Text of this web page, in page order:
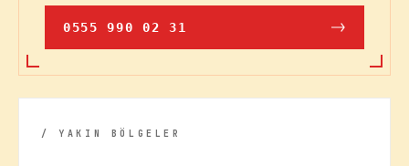
0555 990 02 31
/ YAKIN BÖLGELER